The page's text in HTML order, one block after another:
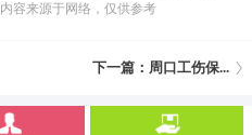
容来源于网络，仅供参考
下一篇：周口工伤保...